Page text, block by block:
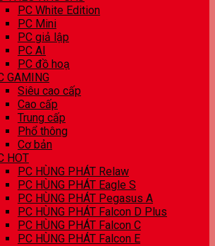
PC White Edition
PC Mini
PC giả lập
PC AI
PC đồ hoạ
GAMING
Siêu cao cấp
Cao cấp
Trung cấp
Phổ thông
Cơ bản
HOT
PC HÙNG PHÁT Relaw
PC HÙNG PHÁT Eagle S
PC HÙNG PHÁT Pegasus A
PC HÙNG PHÁT Falcon D Plus
PC HÙNG PHÁT Falcon C
PC HÙNG PHÁT Falcon E